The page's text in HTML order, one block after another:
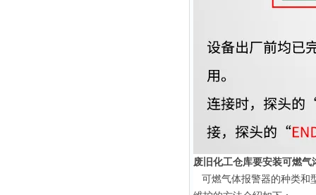
废旧化工仓库要安装可燃气
可燃气体报警器的种类和